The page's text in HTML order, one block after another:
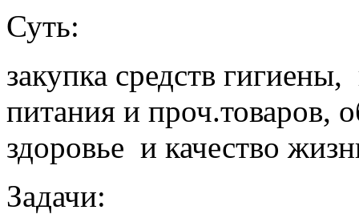
Суть:
закупка средств гигиены,
питания и проч.товаров,
здоровье и качество
Задачи: